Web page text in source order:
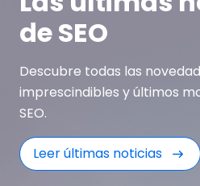
de SEO
Descubre todas las
imprescindibles y últimos
SEO.
Leer últimas noticias